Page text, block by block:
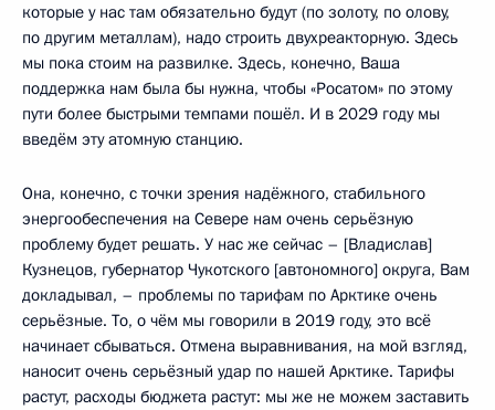
которые у нас там обязательно будут (по золоту, по олову,
по другим металлам), надо строить двухреакторную. Здесь
мы пока стоим на развилке. Здесь, конечно, Ваша
поддержка нам была бы нужна, чтобы «Росатом» по этому
пути более быстрыми темпами пошёл. И в 2029 году мы
введём эту атомную станцию.
Она, конечно, с точки зрения надёжного, стабильного
энергообеспечения на Севере нам очень серьёзную
проблему будет решать. У нас же сейчас – [Владислав]
Кузнецов, губернатор Чукотского [автономного] округа, Вам
докладывал, – проблемы по тарифам по Арктике очень
серьёзные. То, о чём мы говорили в 2019 году, это всё
начинает сбываться. Отмена выравнивания, на мой взгляд,
наносит очень серьёзный удар по нашей Арктике. Тарифы
растут, расходы бюджета растут: мы же не можем заставить